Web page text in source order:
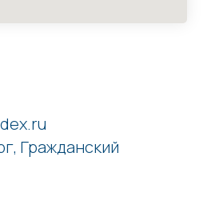
Гражданский